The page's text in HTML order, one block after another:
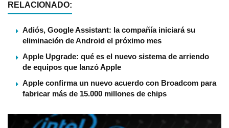
RELACIONADO:
Adiós, Google Assistant: la compañía iniciará su
eliminación de Android el próximo mes
Apple Upgrade: qué es el nuevo sistema de arriendo
de equipos que lanzó Apple
Apple confirma un nuevo acuerdo con Broadcom para
fabricar más de 15.000 millones de chips